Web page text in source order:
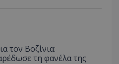
τον Βοζίνια:
τη φανέλα της